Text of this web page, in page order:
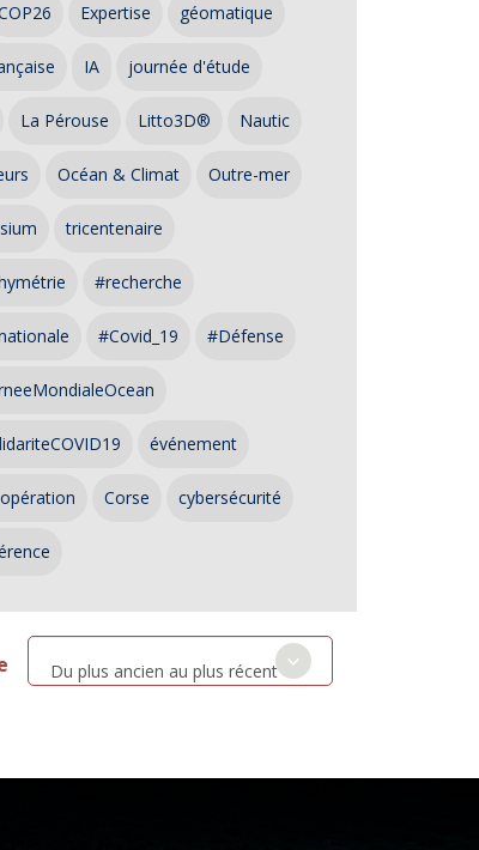
Expertise géomatique
IA journée d'étude
La Pérouse Litto3D® Nautic
Océan & Climat Outre-mer
tricentenaire
#recherche
#Covid_19 #Défense
événement
Corse cybersécurité
Du plus ancien au plus récent